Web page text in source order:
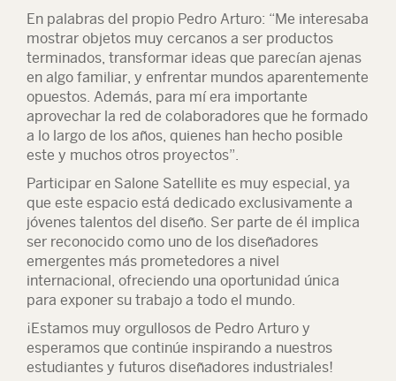
En palabras del propio Pedro Arturo: “Me interesaba
mostrar objetos muy cercanos a ser productos
terminados, transformar ideas que parecían ajenas
en algo familiar, y enfrentar mundos aparentemente
opuestos. Además, para mí era importante
aprovechar la red de colaboradores que he formado
a lo largo de los años, quienes han hecho posible
este y muchos otros proyectos”.
Participar en Salone Satellite es muy especial, ya
que este espacio está dedicado exclusivamente a
jóvenes talentos del diseño. Ser parte de él implica
ser reconocido como uno de los diseñadores
emergentes más prometedores a nivel
internacional, ofreciendo una oportunidad única
para exponer su trabajo a todo el mundo.
¡Estamos muy orgullosos de Pedro Arturo y
esperamos que continúe inspirando a nuestros
estudiantes y futuros diseñadores industriales!